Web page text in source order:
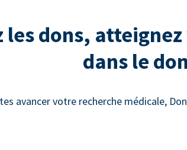
les dons,
dans le
avancer votre recherche médicale,